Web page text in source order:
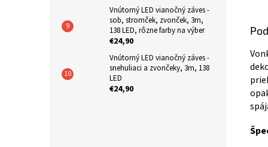
Vnútorný LED vianočný záves -
sob, stromček, zvonček, 3m,
138 LED, rôzne farby na výber
€24,90
Vnútorný LED vianočný záves -
snehuliaci a zvončeky, 3m, 138
LED
€24,90